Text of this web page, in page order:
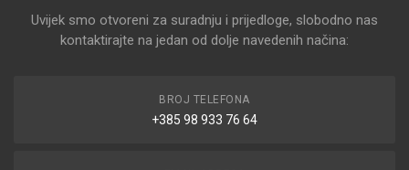
Uvijek smo otvoreni za suradnju i prijedloge, slobodno nas
kontaktirajte na jedan od dolje navedenih načina:
BROJ TELEFONA
+385 98 933 76 64